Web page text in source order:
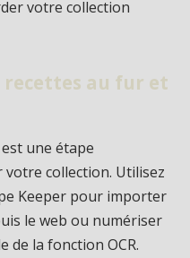
votre collection
au fur et
une étape
collection. Utilisez
Keeper pour importer
le web ou numériser
de la fonction OCR.